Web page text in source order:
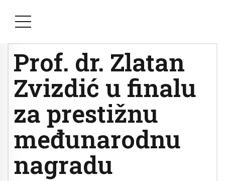
Prof. dr. Zlatan
Zvizdić u finalu
za prestižnu
međunarodnu
nagradu